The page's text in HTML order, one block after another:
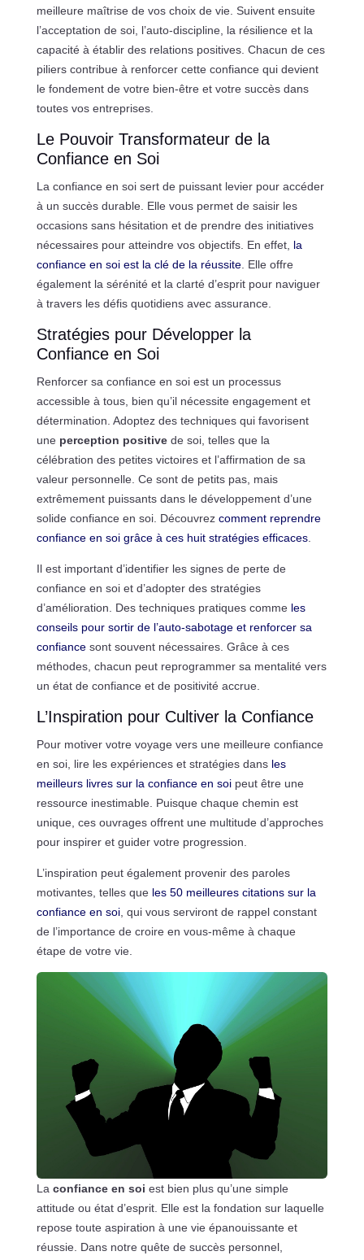
meilleure maîtrise de vos choix de vie. Suivent ensuite
l’acceptation de soi, l’auto-discipline, la résilience et la
capacité à établir des relations positives. Chacun de ces
piliers contribue à renforcer cette confiance qui devient
le fondement de votre bien-être et votre succès dans
toutes vos entreprises.
Le Pouvoir Transformateur de la
Confiance en Soi
La confiance en soi sert de puissant levier pour accéder
à un succès durable. Elle vous permet de saisir les
occasions sans hésitation et de prendre des initiatives
nécessaires pour atteindre vos objectifs. En effet, la
confiance en soi est la clé de la réussite. Elle offre
également la sérénité et la clarté d’esprit pour naviguer
à travers les défis quotidiens avec assurance.
Stratégies pour Développer la
Confiance en Soi
Renforcer sa confiance en soi est un processus
accessible à tous, bien qu’il nécessite engagement et
détermination. Adoptez des techniques qui favorisent
une perception positivede soi, telles que la
célébration des petites victoires et l’affirmation de sa
valeur personnelle. Ce sont de petits pas, mais
extrêmement puissants dans le développement d’une
solide confiance en soi. Découvrez comment reprendre
confiance en soi grâce à ces huit stratégies efficaces.
Il est important d’identifier les signes de perte de
confiance en soi et d’adopter des stratégies
d’amélioration. Des techniques pratiques comme les
conseils pour sortir de l’auto-sabotage et renforcer sa
confiancesont souvent nécessaires. Grâce à ces
méthodes, chacun peut reprogrammer sa mentalité vers
un état de confiance et de positivité accrue.
L’Inspiration pour Cultiver la Confiance
Pour motiver votre voyage vers une meilleure confiance
en soi, lire les expériences et stratégies dans les
meilleurs livres sur la confiance en soipeut être une
ressource inestimable. Puisque chaque chemin est
unique, ces ouvrages offrent une multitude d’approches
pour inspirer et guider votre progression.
L’inspiration peut également provenir des paroles
motivantes, telles que les 50 meilleures citations sur la
confiance en soi, qui vous serviront de rappel constant
de l’importance de croire en vous-même à chaque
étape de votre vie.
La confiance en soi est bien plus qu’une simple
attitude ou état d’esprit. Elle est la fondation sur laquelle
repose toute aspiration à une vie épanouissante et
réussie. Dans notre quête de succès personnel,